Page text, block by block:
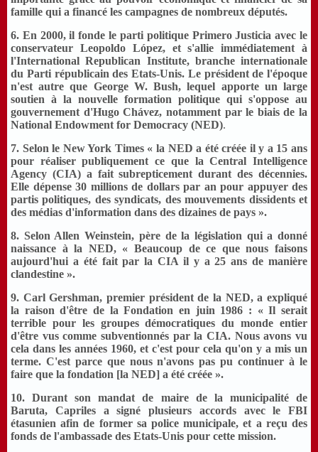
famille qui a financé les campagnes de nombreux députés.
6. En 2000, il fonde le parti politique Primero Justicia avec le
conservateur Leopoldo López, et s'allie immédiatement à
l'International Republican Institute, branche internationale
du Parti républicain des Etats-Unis. Le président de l'époque
n'est autre que George W. Bush, lequel apporte un large
soutien à la nouvelle formation politique qui s'oppose au
gouvernement d'Hugo Chávez, notamment par le biais de la
National Endowment for Democracy (NED).
7. Selon le New York Times « la NED a été créée il y a 15 ans
pour réaliser publiquement ce que la Central Intelligence
Agency (CIA) a fait subrepticement durant des décennies.
Elle dépense 30 millions de dollars par an pour appuyer des
partis politiques, des syndicats, des mouvements dissidents et
des médias d'information dans des dizaines de pays ».
8. Selon Allen Weinstein, père de la législation qui a donné
naissance à la NED, « Beaucoup de ce que nous faisons
aujourd'hui a été fait par la CIA il y a 25 ans de manière
clandestine ».
9. Carl Gershman, premier président de la NED, a expliqué
la raison d'être de la Fondation en juin 1986 : « Il serait
terrible pour les groupes démocratiques du monde entier
d'être vus comme subventionnés par la CIA. Nous avons vu
cela dans les années 1960, et c'est pour cela qu'on y a mis un
terme. C'est parce que nous n'avons pas pu continuer à le
faire que la fondation [la NED] a été créée ».
10. Durant son mandat de maire de la municipalité de
Baruta, Capriles a signé plusieurs accords avec le FBI
étasunien afin de former sa police municipale, et a reçu des
fonds de l'ambassade des Etats-Unis pour cette mission.